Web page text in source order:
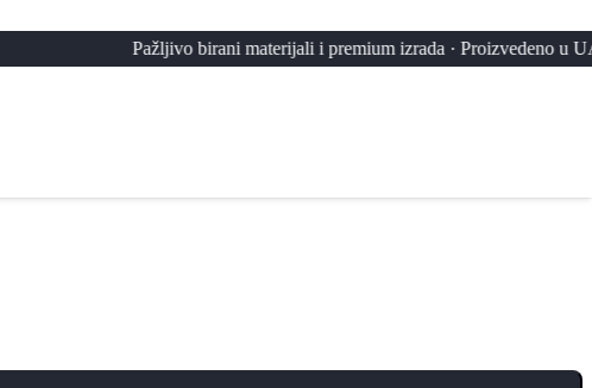
Pažljivo birani materijali i premium izrada · Proizvedeno u UAE,